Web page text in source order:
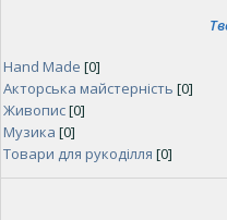
Hand Made [0]
Акторська майстерність [0]
Живопис[0]
Музика [0]
Товари для рукоділля [0]